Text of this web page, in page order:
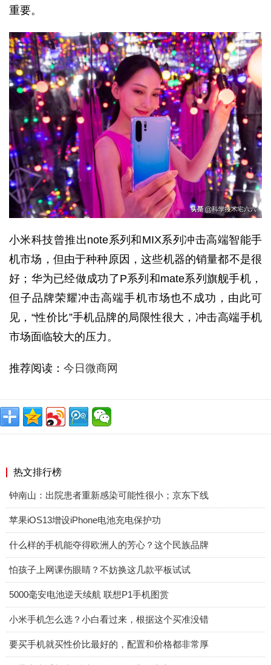
重要。
小米科技曾推出note系列和MIX系列冲击高端智能手
机市场，但由于种种原因，这些机器的销量都不是很
好；华为已经做成功了P系列和mate系列旗舰手机，
但子品牌荣耀冲击高端手机市场也不成功，由此可
见，“性价比”手机品牌的局限性很大，冲击高端手机
市场面临较大的压力。
推荐阅读： 今日微商网
热文排行榜
钟南山：出院患者重新感染可能性很小；京东下线
苹果iOS13增设iPhone电池充电保护功
什么样的手机能夺得欧洲人的芳心？这个民族品牌
怕孩子上网课伤眼睛？不妨换这几款平板试试
5000毫安电池逆天续航 联想P1手机图赏
小米手机怎么选？小白看过来，根据这个买准没错
要买手机就买性价比最好的，配置和价格都非常厚